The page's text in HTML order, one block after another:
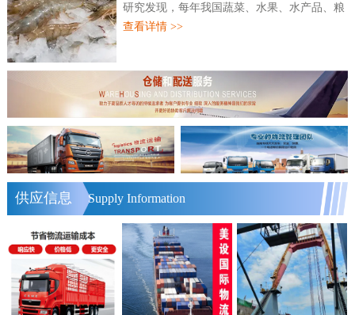
研究发现，每年我国蔬菜、水果、水产品、粮
食、肉类、奶类、蛋类七大类食物按重量加权
查看详情 >>
供应信息 Supply Information